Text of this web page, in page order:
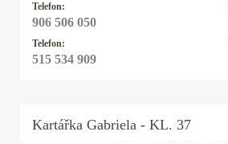
Telefon:
906 506 050
Telefon:
515 534 909
Kartářka Gabriela - KL. 37